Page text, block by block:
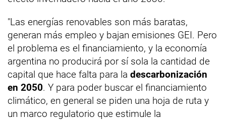
"Las energías renovables son más baratas,
generan más empleo y bajan emisiones GEI. Pero
el problema es el financiamiento, y la economía
argentina no producirá por sí sola la cantidad de
capital que hace falta para la descarbonización
en 2050. Y para poder buscar el financiamiento
climático, en general se piden una hoja de ruta y
un marco regulatorio que estimule la